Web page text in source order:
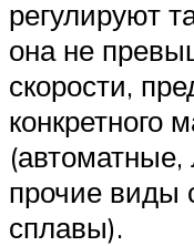
регулируют
она не
скорости,
конкретного
прочие виды
сплавы).